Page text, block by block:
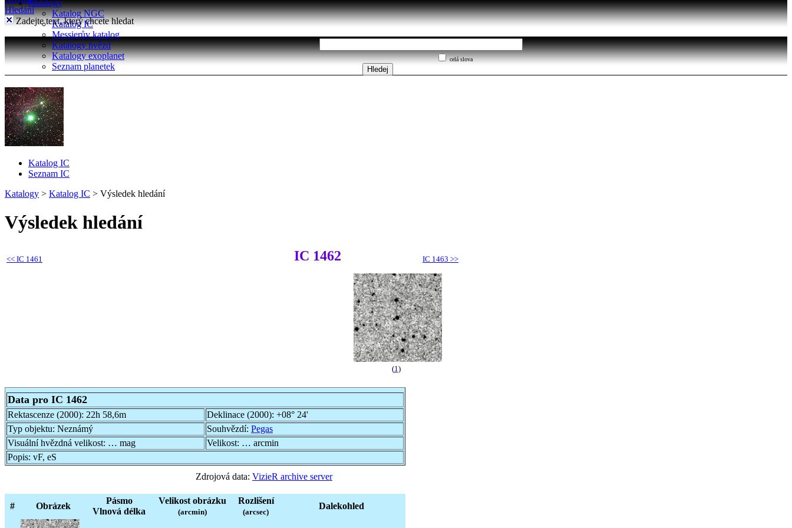
Katalogy
Katalog NGC
Katalog IC
Messierův katalog
Katalogy hvězd
Katalogy exoplanet
Seznam planetek
Hledání
Zadejte text, který chcete hledat
celá slova
Katalog IC
Seznam IC
Katalogy > Katalog IC > Výsledek hledání
Výsledek hledání
<< IC 1461 IC 1462 IC 1463 >>
(1 )
Data pro IC 1462
Rektascenze (2000): 22h 58,6m Deklinace (2000): +08° 24'
Typ objektu: Neznámý Souhvězdí: Pegas
Visuální hvězdná velikost: … mag Velikost: … arcmin
Popis: vF, eS
Zdrojová data: VizieR archive server
# Obrázek
Pásmo
Vlnová délka
Velikost obrázku
(arcmin)
Rozlišení
(arcsec)
Dalekohled